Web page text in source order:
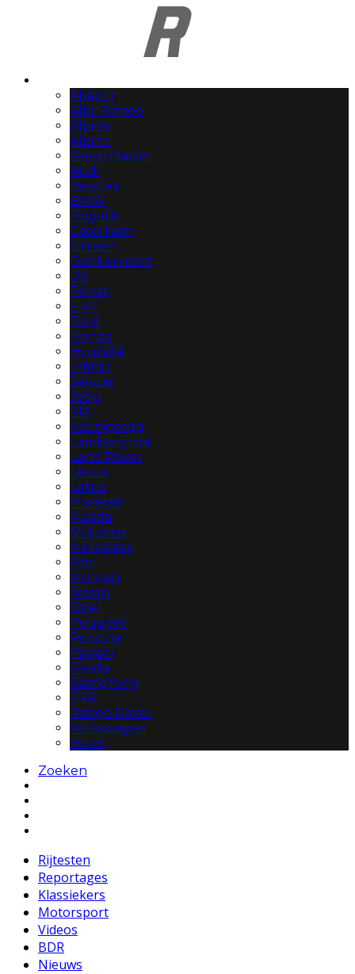
Abarth
Alfa Romeo
Alpina
Alpine
Aston Martin
Audi
Bentley
BMW
Bugatti
Caterham
Citroën
Donkervoort
DS
Ferrari
FIAT
Ford
Honda
Hyundai
Infiniti
Jaguar
Jeep
KIA
Koenigsegg
Lamborghini
Land Rover
Lexus
Lotus
Maserati
Mazda
McLaren
Mercedes
Mini
Morgan
Nissan
Opel
Peugeot
Porsche
Pagani
Skoda
SsangYong
TVR
Range Rover
Volkswagen
Volvo
Zoeken
Rijtesten
Reportages
Klassiekers
Motorsport
Videos
BDR
Nieuws